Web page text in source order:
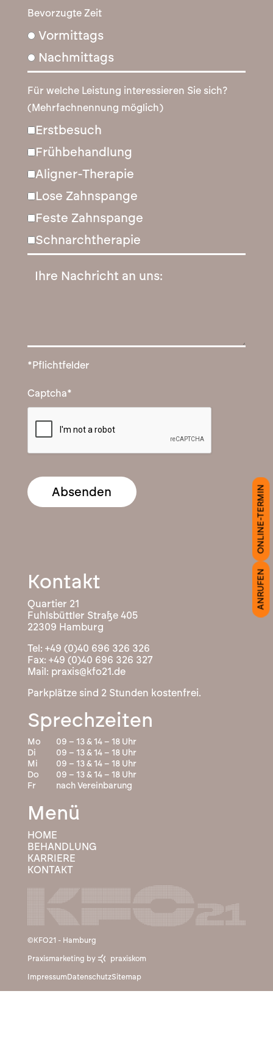
ONLINE-TERMIN
ANRUFEN
Bevorzugte Zeit
Vormittags
Nachmittags
Für welche Leistung interessieren Sie sich?
(Mehrfachnennung möglich)
Erstbesuch
Frühbehandlung
Aligner-Therapie
Lose Zahnspange
Feste Zahnspange
Schnarchtherapie
*Pflichtfelder
Captcha*
Kontakt
Quartier 21
Fuhlsbüttler Straße 405
22309 Hamburg
Tel: +49 (0)40 696 326 326
Fax: +49 (0)40 696 326 327
Mail: praxis@kfo21.de
Parkplätze sind 2 Stunden kostenfrei.
Sprechzeiten
Mo
09 – 13 & 14 – 18 Uhr
Di
09 – 13 & 14 – 18 Uhr
Mi
09 – 13 & 14 – 18 Uhr
Do
09 – 13 & 14 – 18 Uhr
Fr
nach Vereinbarung
Menü
HOME
BEHANDLUNG
KARRIERE
KONTAKT
©KFO21 - Hamburg
Praxismarketing by praxiskom
Impressum DatenschutzSitemap